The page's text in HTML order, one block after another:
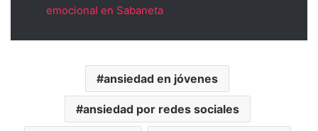
emocional en Sabaneta
ansiedad en jóvenes
ansiedad por redes sociales